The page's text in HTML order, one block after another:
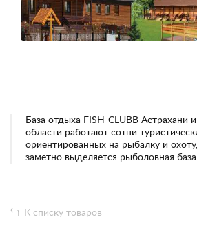
База отдыха FISH-CLUBВ Астрахани
области работают сотни
ориентированных на рыбалку и
заметно выделяется рыболовная
К списку товаров